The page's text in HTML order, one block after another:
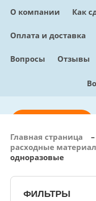
О компании Как
Оплата и доставка
Вопросы Отзывы
+7 (495)
Главная страница –
расходные
одноразовые
ФИЛЬТРЫ